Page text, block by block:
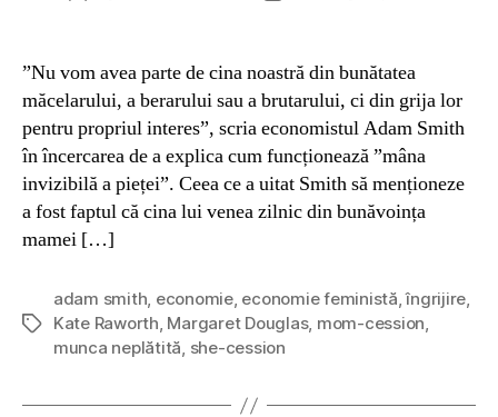
”Nu vom avea parte de cina noastră din bunătatea
măcelarului, a berarului sau a brutarului, ci din grija lor
pentru propriul interes”, scria economistul Adam Smith
în încercarea de a explica cum funcționează ”mâna
invizibilă a pieței”. Ceea ce a uitat Smith să menționeze
a fost faptul că cina lui venea zilnic din bunăvoința
mamei […]
Tags
adam smith, economie, economie feministă,îngrijire,
Kate Raworth, Margaret Douglas, mom-cession,
munca neplătită, she-cession